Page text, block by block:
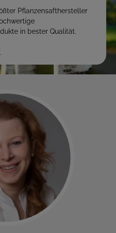
Pflanzensafthersteller
in bester Qualität.